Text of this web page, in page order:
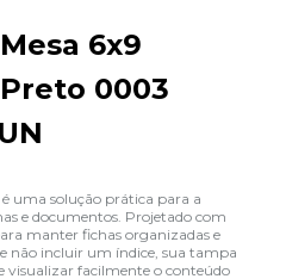
6x9
0003
é uma solução prática para a
e documentos. Projetado com
manter fichas organizadas e
não incluir um índice, sua tampa
visualizar facilmente o conteúdo